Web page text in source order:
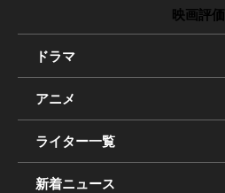
映画評価
ドラマ
アニメ
ライター一覧
新着ニュース